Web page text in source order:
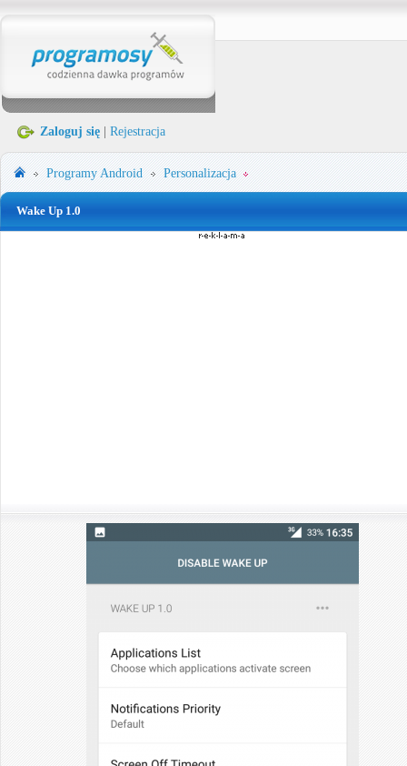
Zaloguj się Rejestracja
ProgramyAndroid Personalizacja
Wake Up 1.0